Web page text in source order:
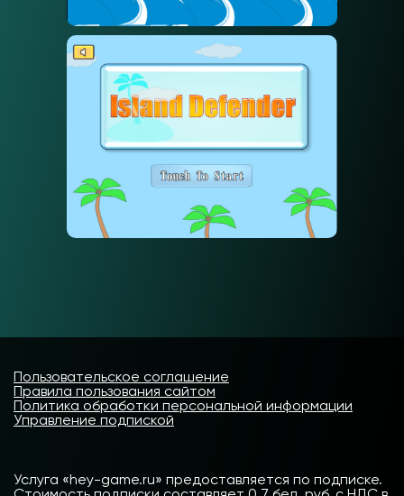
Пользовательское соглашение
Правила пользования сайтом
Политика обработки персональной информации
Управление подпиской
Услуга «hey-game.ru» предоставляется по подписке.